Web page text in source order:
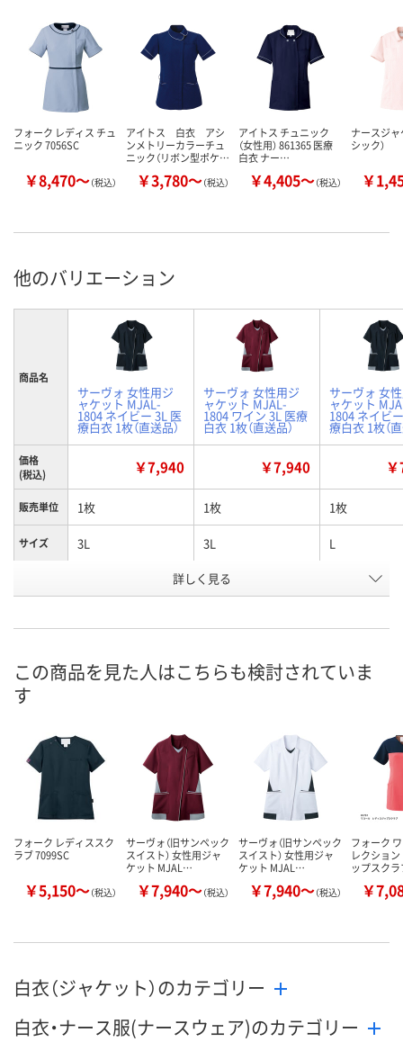
フォーク レディス チュ
ニック 7056SC
￥8,470～（税込）
アイトス 白衣 アシ
ンメトリーカラーチュ
ニック（リボン型ポケ…
￥3,780～（税込）
アイトス チュニック
（女性用） 861365 医療
白衣 ナー…
￥4,405～（税込）
ナースジャ
シック）
￥
他のバリエーション
商品名
サーヴォ 女性用ジ
ャケット MJAL-
1804 ネイビー 3L 医
療白衣 1枚（直送品）
サーヴォ 女性用ジ
ャケット MJAL-
1804 ワイン 3L 医療
白衣 1枚（直送品）
サーヴォ 女
ャケット
1804 ネイビ
療白衣 1枚（
価格
(税込)
￥7,940 ￥7,940
販売単位 1枚 1枚 1枚
サイズ 3L 3L L
ワイン ネイビー
号
お届け日
数量
カゴへ カゴへ カ
詳しく見る
この商品を見た人はこちらも検討されていま
す
フォーク レディススク
ラブ 7099SC
￥5,150～（税込）
サーヴォ（旧サンペック
スイスト） 女性用ジャ
ケット MJAL…
￥7,940～（税込）
サーヴォ（旧サンペック
スイスト） 女性用ジャ
ケット MJAL…
￥7,940～（税込）
フォーク
レクショ
ップスク
￥
白衣（ジャケット）のカテゴリー
白衣・ナース服(ナースウェア)のカテゴリー